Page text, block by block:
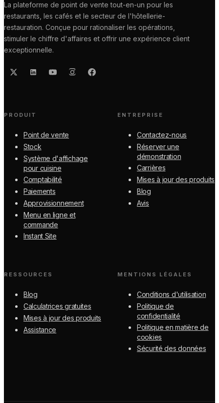
La plateforme de point de vente tout-en-un pour les
restaurants, les cafés et le secteur de l'hôtellerie-
restauration. Conçue pour rationaliser les opérations,
stimuler le chiffre d'affaires et offrir une expérience client
exceptionnelle.
PRODUIT
Point de vente
Stock
Système d'affichage
pour cuisine
Comptabilité
Paiements
Approvisionnement
Menu en ligne et
commande
Instant Site
ENTREPRISE
Contactez-nous
Réserver une
démonstration
Carrières
Mises à jour des produits
Blog
Avis
RESSOURCES
Blog
Calculatrices gratuites
Mises à jour des produits
Assistance
MENTIONS LÉGALES
Conditions d'utilisation
Politique de
confidentialité
Politique en matière de
cookies
Sécurité des données